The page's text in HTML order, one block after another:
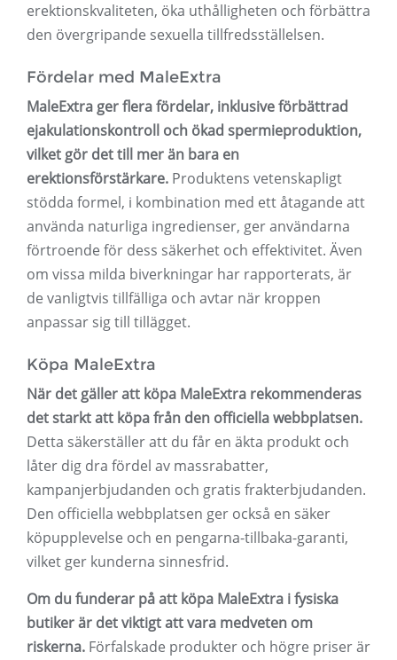
erektionskvaliteten, öka uthålligheten och förbättra
den övergripande sexuella tillfredsställelsen.
Fördelar med MaleExtra
MaleExtra ger flera fördelar, inklusive förbättrad
ejakulationskontroll och ökad spermieproduktion,
vilket gör det till mer än bara en
erektionsförstärkare. Produktens vetenskapligt
stödda formel, i kombination med ett åtagande att
använda naturliga ingredienser, ger användarna
förtroende för dess säkerhet och effektivitet. Även
om vissa milda biverkningar har rapporterats, är
de vanligtvis tillfälliga och avtar när kroppen
anpassar sig till tillägget.
Köpa MaleExtra
När det gäller att köpa MaleExtra rekommenderas
det starkt att köpa från den officiella webbplatsen.
Detta säkerställer att du får en äkta produkt och
låter dig dra fördel av massrabatter,
kampanjerbjudanden och gratis frakterbjudanden.
Den officiella webbplatsen ger också en säker
köpupplevelse och en pengarna-tillbaka-garanti,
vilket ger kunderna sinnesfrid.
Om du funderar på att köpa MaleExtra i fysiska
butiker är det viktigt att vara medveten om
riskerna. Förfalskade produkter och högre priser är